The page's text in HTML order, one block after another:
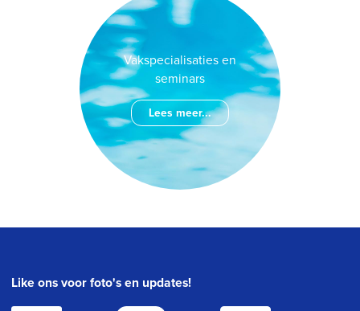
Vakspecialisaties en
seminars
Lees meer...
Like ons voor foto's en updates!